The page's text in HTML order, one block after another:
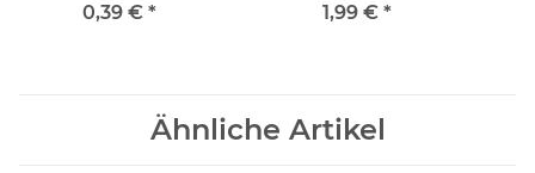
0,39 € *
1,99 € *
Ähnliche Artikel